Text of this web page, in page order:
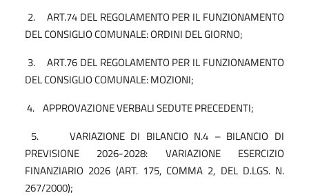
2.
ART.74 DEL REGOLAMENTO PER IL FUNZIONAMENTO
DEL CONSIGLIO COMUNALE: ORDINI DEL GIORNO;
3.
ART.76 DEL REGOLAMENTO PER IL FUNZIONAMENTO
DEL CONSIGLIO COMUNALE: MOZIONI;
4. APPROVAZIONE VERBALI SEDUTE PRECEDENTI;
5.
VARIAZIONE DI BILANCIO N.4 – BILANCIO DI
PREVISIONE 2026-2028: VARIAZIONE ESERCIZIO
FINANZIARIO 2026 (ART. 175, COMMA 2, DEL D.LGS. N.
267/2000);